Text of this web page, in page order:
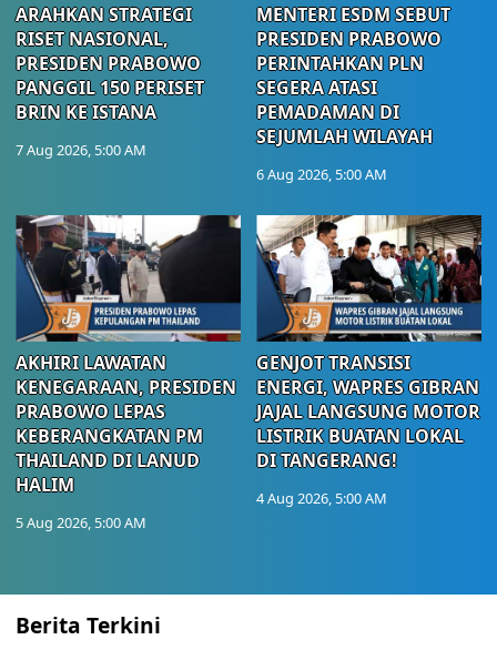
ARAHKAN STRATEGI
RISET NASIONAL,
PRESIDEN PRABOWO
PANGGIL 150 PERISET
BRIN KE ISTANA
7 Aug 2026, 5:00 AM
MENTERI ESDM SEBUT
PRESIDEN PRABOWO
PERINTAHKAN PLN
SEGERA ATASI
PEMADAMAN DI
SEJUMLAH WILAYAH
6 Aug 2026, 5:00 AM
AKHIRI LAWATAN
KENEGARAAN, PRESIDEN
PRABOWO LEPAS
KEBERANGKATAN PM
THAILAND DI LANUD
HALIM
5 Aug 2026, 5:00 AM
GENJOT TRANSISI
ENERGI, WAPRES GIBRAN
JAJAL LANGSUNG MOTOR
LISTRIK BUATAN LOKAL
DI TANGERANG!
4 Aug 2026, 5:00 AM
Berita Terkini